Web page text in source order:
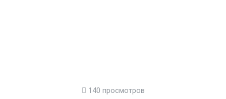
140 просмотров